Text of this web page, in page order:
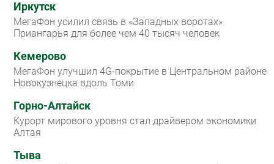
Иркутск
МегаФон усилил связь в «Западных воротах»
Приангарья для более чем 40 тысяч человек
Кемерово
МегаФон улучшил 4G-покрытие в Центральном районе
Новокузнецка вдоль Томи
Горно-Алтайск
Курорт мирового уровня стал драйвером экономики
Алтая
Тыва